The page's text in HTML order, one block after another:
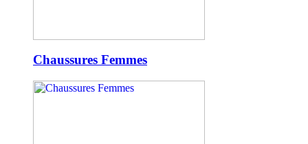
Chaussures Femmes